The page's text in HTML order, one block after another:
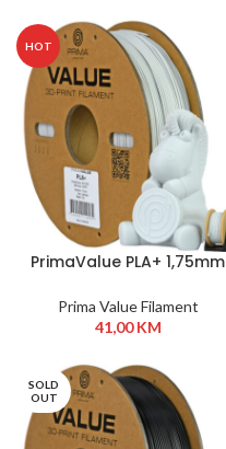
HOT
PrimaValue PLA+ 1,75mm
Prima Value Filament
41,00KM
SOLD
OUT